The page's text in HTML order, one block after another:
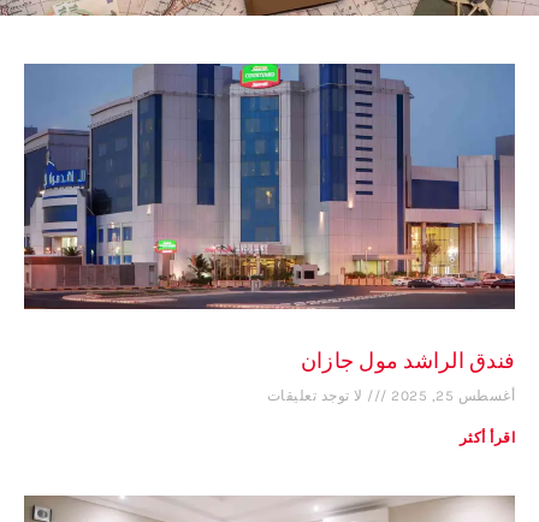
فندق الراشد مول جازان
أغسطس 25, 2025 لا توجد تعليقات
اقرأ أكثر